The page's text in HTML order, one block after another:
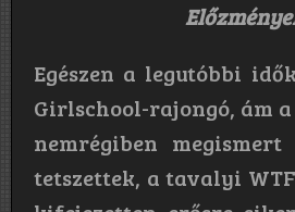
Egészen a legutóbbi
Girlschool-rajongó, ám
nemrégiben
tetszettek, a tavalyi